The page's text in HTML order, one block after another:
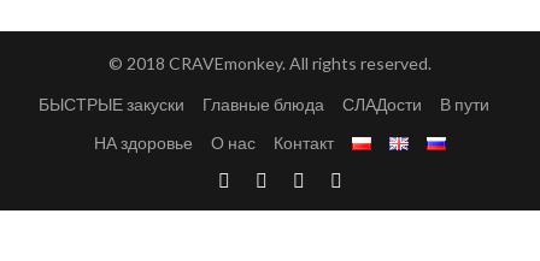
© 2018 CRAVEmonkey. All rights reserved.
БЫСТРЫЕ закуски Главные блюда СЛАДости
В пути
НА здоровье
О нас Контакт